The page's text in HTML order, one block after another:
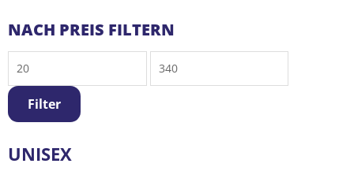
NACH PREIS FILTERN
Preis
Preis
Filter
UNISEX